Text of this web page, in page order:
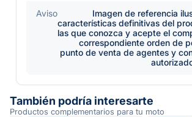
Aviso
Imagen de referencia
características definitivas del
las que conozca y acepte el
correspondiente orden de
punto de venta de agentes y
También podría interesarte
Productos complementarios para tu moto